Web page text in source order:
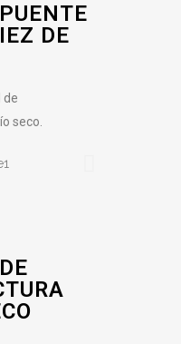
DE
de
seco.